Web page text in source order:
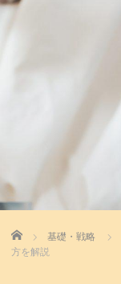
Home 基礎・戦略
方を解説